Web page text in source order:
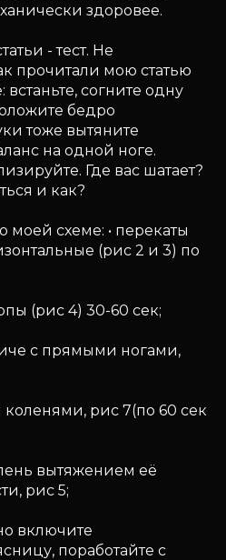
здоровее.
- тест. Не
прочитали мою статью
согните одну
бедро
тоже вытяните
на одной ноге.
Где вас шатает?
и как?
моей схеме: • перекаты
(рис 2 и 3) по
(рис 4) 30-60 сек;
с прямыми ногами,
коленями, рис 7(по 60 сек
вытяжением её
рис 5;
включите
поработайте с